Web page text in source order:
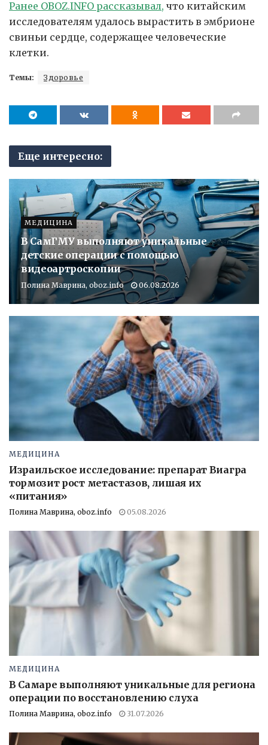
Ранее OBOZ.INFO рассказывал, что китайским
исследователям удалось вырастить в эмбрионе
свиньи сердце, содержащее человеческие
клетки.
Темы: Здоровье
Еще интересно:
МЕДИЦИНА
В СамГМУ выполняют уникальные
детские операции с помощью
видеоартроскопии
Полина Маврина, oboz.info 06.08.2026
МЕДИЦИНА
Израильское исследование: препарат Виагра
тормозит рост метастазов, лишая их
«питания»
Полина Маврина, oboz.info 05.08.2026
МЕДИЦИНА
В Самаре выполняют уникальные для региона
операции по восстановлению слуха
Полина Маврина, oboz.info 31.07.2026